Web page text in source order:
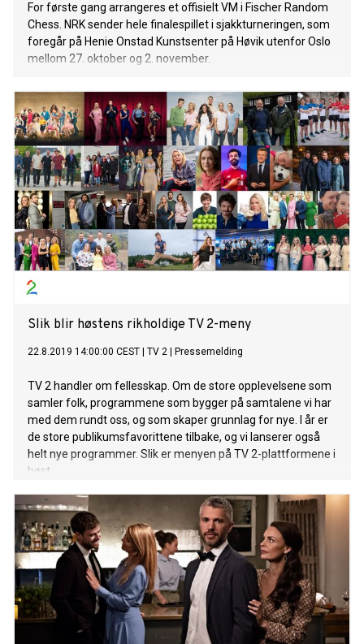
For første gang arrangeres et offisielt VM i Fischer Random
Chess. NRK sender hele finalespillet i sjakkturneringen, som
foregår på Henie Onstad Kunstsenter på Høvik utenfor Oslo
mellom 27. oktober og 2. november.
Slik blir høstens rikholdige TV 2-meny
22.8.2019 14:00:00 CEST TV 2 Pressemelding
TV 2 handler om fellesskap. Om de store opplevelsene som
samler folk, programmene som bygger på samtalene vi har
med dem rundt oss, og som skaper grunnlag for nye. I år er
de store publikumsfavorittene tilbake, og vi lanserer også
helt nye programmer. Slik er menyen på TV 2-plattformene i
høst.